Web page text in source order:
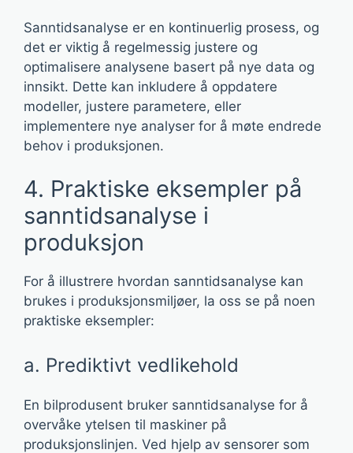
Sanntidsanalyse er en kontinuerlig prosess, og
det er viktig å regelmessig justere og
optimalisere analysene basert på nye data og
innsikt. Dette kan inkludere å oppdatere
modeller, justere parametere, eller
implementere nye analyser for å møte endrede
behov i produksjonen.
4. Praktiske eksempler på
sanntidsanalyse i
produksjon
For å illustrere hvordan sanntidsanalyse kan
brukes i produksjonsmiljøer, la oss se på noen
praktiske eksempler:
a. Prediktivt vedlikehold
En bilprodusent bruker sanntidsanalyse for å
overvåke ytelsen til maskiner på
produksjonslinjen. Ved hjelp av sensorer som